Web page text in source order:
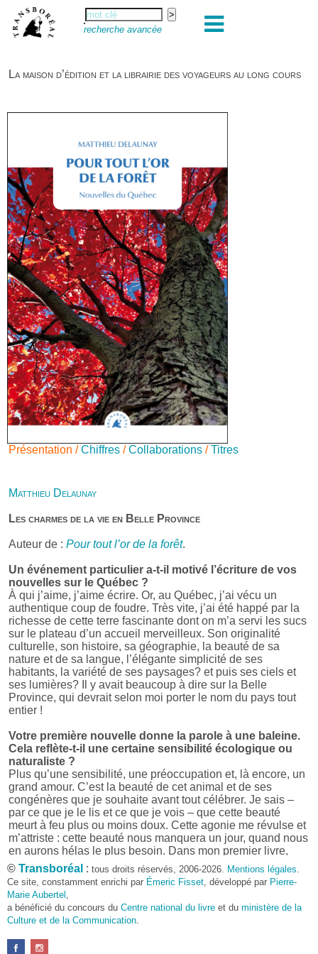
recherche avancée
La maison d’édition et la librairie des voyageurs au long cours
Présentation /Chiffres /Collaborations /Titres
Matthieu Delaunay
Les charmes de la vie en Belle Province
Auteur de : Pour tout l’or de la forêt.
Un événement particulier a-t-il motivé l’écriture de vos
nouvelles sur le Québec ?
À qui j’aime, j’aime écrire. Or, au Québec, j’ai vécu un
authentique coup de foudre. Très vite, j’ai été happé par la
richesse de cette terre fascinante dont on m’a servi les sucs
sur le plateau d’un accueil merveilleux. Son originalité
culturelle, son histoire, sa géographie, la beauté de sa
nature et de sa langue, l’élégante simplicité de ses
habitants, la variété de ses paysages? et puis ses ciels et
ses lumières? Il y avait beaucoup à dire sur la Belle
Province, qui devrait selon moi porter le nom du pays tout
entier !
Votre première nouvelle donne la parole à une baleine.
Cela reflète-t-il une certaine sensibilité écologique ou
naturaliste ?
Plus qu’une sensibilité, une préoccupation et, là encore, un
grand amour. C’est la beauté de cet animal et de ses
congénères que je souhaite avant tout célébrer. Je sais –
par ce que je le lis et ce que je vois – que cette beauté
meurt à feu plus ou moins doux. Cette agonie me révulse et
m’attriste : cette beauté nous manquera un jour, quand nous
en aurons hélas le plus besoin. Dans mon premier livre,
j’avais pris goût à me mettre dans la peau d’une bête. Outre
l’intérêt de l’exercice littéraire, il me semble que cela peut
être un bon moyen pour transmettre certains messages.
Pourquoi avoir choisi le format des nouvelles plutôt
qu’un autre ?
D’abord parce que j’aime (décidément!) en lire !
© Transboréal : tous droits réservés, 2006-2026. Mentions légales
Ce site, constamment enrichi par Émeric Fisset , développé par Pierre-
Marie Aubertel
a bénéficié du concours du Centre national du livre et du ministère de la
Culture et de la Communication